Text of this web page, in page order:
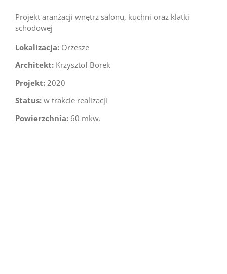
Projekt aranżacji wnętrz salonu, kuchni oraz klatki
schodowej
Lokalizacja: Orzesze
Architekt: Krzysztof Borek
Projekt: 2020
Status: w trakcie realizacji
Powierzchnia: 60 mkw.